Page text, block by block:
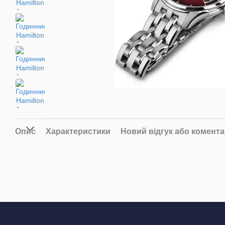
Опис Характеристики Новий відгук або